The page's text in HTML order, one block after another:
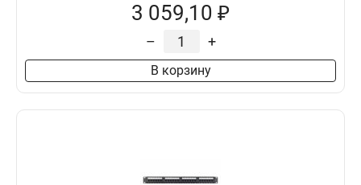
100МГц
UTP/STP
Тип модуля
Keystone
Кол-во пар Монтаж
3 059,10 ₽
– +
В корзину